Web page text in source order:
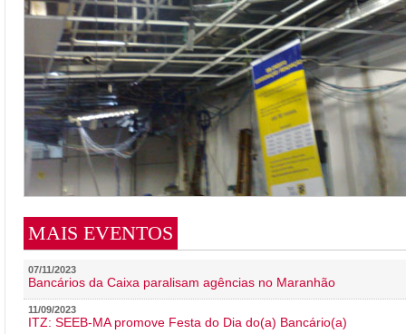
MAIS EVENTOS
07/11/2023
Bancários da Caixa paralisam agências no Maranhão
11/09/2023
ITZ: SEEB-MA promove Festa do Dia do(a) Bancário(a)